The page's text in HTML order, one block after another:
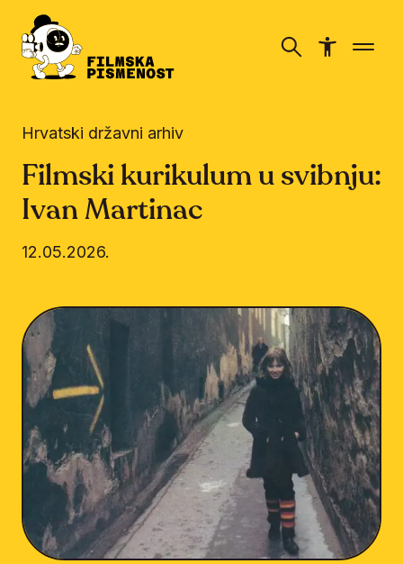
Hrvatski državni arhiv
Filmski kurikulum u svibnju:
Ivan Martinac
12.05.2026.